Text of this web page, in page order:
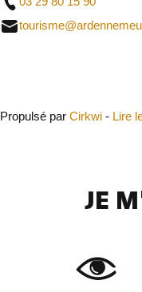
Propulsé par Cirkwi - Lire
JE